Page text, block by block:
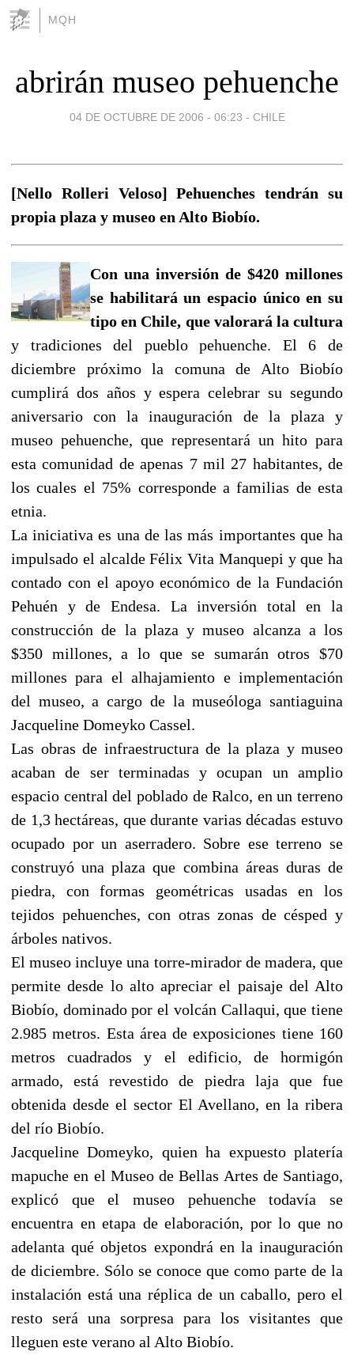
MQH
abrirán museo pehuenche
04 DE OCTUBRE DE 2006 - 06:23 - CHILE
[Nello Rolleri Veloso] Pehuenches tendrán su
propia plaza y museo en Alto Biobío.
Con una inversión de $420 millones
se habilitará un espacio único en su
tipo en Chile, que valorará la cultura
y tradiciones del pueblo pehuenche. El 6 de
diciembre próximo la comuna de Alto Biobío
cumplirá dos años y espera celebrar su segundo
aniversario con la inauguración de la plaza y
museo pehuenche, que representará un hito para
esta comunidad de apenas 7 mil 27 habitantes, de
los cuales el 75% corresponde a familias de esta
etnia.
La iniciativa es una de las más importantes que ha
impulsado el alcalde Félix Vita Manquepi y que ha
contado con el apoyo económico de la Fundación
Pehuén y de Endesa. La inversión total en la
construcción de la plaza y museo alcanza a los
$350 millones, a lo que se sumarán otros $70
millones para el alhajamiento e implementación
del museo, a cargo de la museóloga santiaguina
Jacqueline Domeyko Cassel.
Las obras de infraestructura de la plaza y museo
acaban de ser terminadas y ocupan un amplio
espacio central del poblado de Ralco, en un terreno
de 1,3 hectáreas, que durante varias décadas estuvo
ocupado por un aserradero. Sobre ese terreno se
construyó una plaza que combina áreas duras de
piedra, con formas geométricas usadas en los
tejidos pehuenches, con otras zonas de césped y
árboles nativos.
El museo incluye una torre-mirador de madera, que
permite desde lo alto apreciar el paisaje del Alto
Biobío, dominado por el volcán Callaqui, que tiene
2.985 metros. Esta área de exposiciones tiene 160
metros cuadrados y el edificio, de hormigón
armado, está revestido de piedra laja que fue
obtenida desde el sector El Avellano, en la ribera
del río Biobío.
Jacqueline Domeyko, quien ha expuesto platería
mapuche en el Museo de Bellas Artes de Santiago,
explicó que el museo pehuenche todavía se
encuentra en etapa de elaboración, por lo que no
adelanta qué objetos expondrá en la inauguración
de diciembre. Sólo se conoce que como parte de la
instalación está una réplica de un caballo, pero el
resto será una sorpresa para los visitantes que
lleguen este verano al Alto Biobío.